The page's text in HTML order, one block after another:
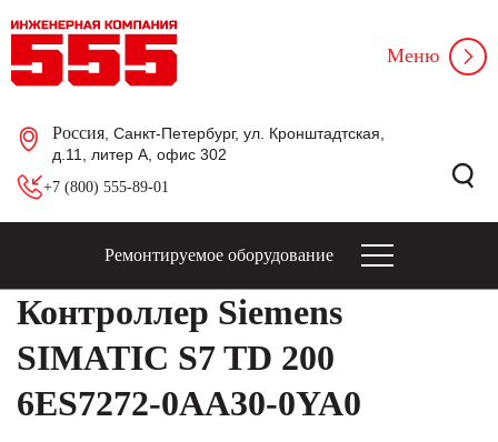
Россия , Санкт-Петербург, ул. Кронштадтская,
д.11, литер А, офис 302
+7 (800) 555-89-01
Меню
Ремонтируемое оборудование
Контроллер Siemens
SIMATIC S7 TD 200
6ES7272-0AA30-0YA0